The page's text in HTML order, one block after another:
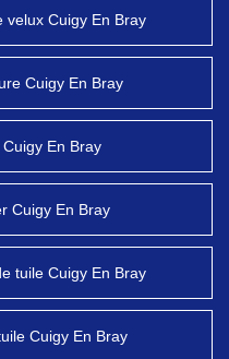
velux Cuigy En Bray
Cuigy En Bray
En Bray
Cuigy En Bray
tuile Cuigy En Bray
Cuigy En Bray